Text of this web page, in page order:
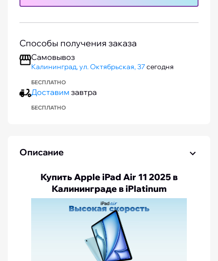
Способы получения заказа
Самовывоз
Калининград, ул. Октябрьская, 37сегодня
БЕСПЛАТНО
Доставим завтра
БЕСПЛАТНО
Описание
Купить Apple iPad Air 11 2025 в
Калининграде в iPlatinum